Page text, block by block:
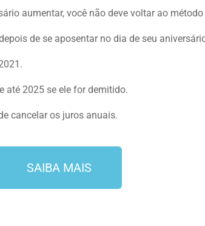
aumentar, você não deve voltar ao
de se aposentar no dia de seu
até 2025 se ele for demitido.
cancelar os juros anuais.
SAIBA MAIS